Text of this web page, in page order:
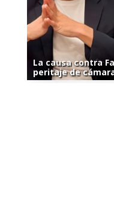
La causa contra
peritaje de